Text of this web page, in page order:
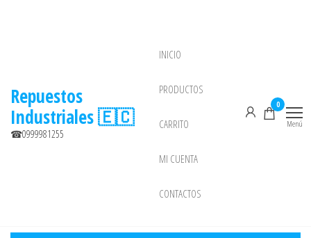
Repuestos
Industriales 🇪🇨
☎0999981255
INICIO
PRODUCTOS
CARRITO
MI CUENTA
CONTACTOS
0
Menú